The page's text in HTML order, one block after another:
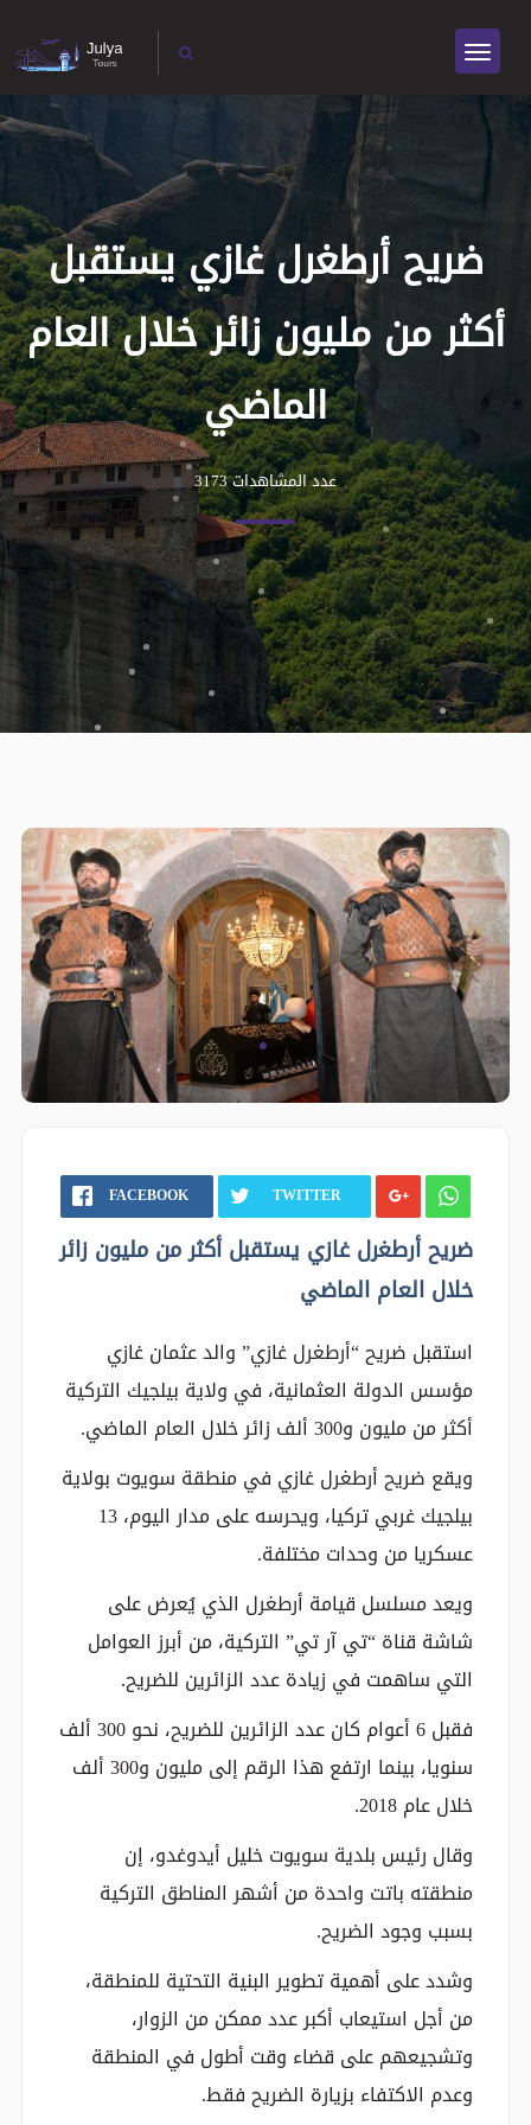
ضريح أرطغرل غازي يستقبل
أكثر من مليون زائر خلال العام
الماضي
عدد المشاهدات 3173
FACEBOOK TWITTER
ضريح أرطغرل غازي يستقبل أكثر من مليون زائر
خلال العام الماضي
استقبل ضريح “أرطغرل غازي” والد عثمان غازي
مؤسس الدولة العثمانية، في ولاية بيلجيك التركية
أكثر من مليون و300 ألف زائر خلال العام الماضي.
ويقع ضريح أرطغرل غازي في منطقة سويوت بولاية
بيلجيك غربي تركيا، ويحرسه على مدار اليوم، 13
عسكريا من وحدات مختلفة.
ويعد مسلسل قيامة أرطغرل الذي يُعرض على
شاشة قناة “تي آر تي” التركية، من أبرز العوامل
التي ساهمت في زيادة عدد الزائرين للضريح.
فقبل 6 أعوام كان عدد الزائرين للضريح، نحو 300 ألف
سنويا، بينما ارتفع هذا الرقم إلى مليون و300 ألف
خلال عام 2018.
وقال رئيس بلدية سويوت خليل أيدوغدو، إن
منطقته باتت واحدة من أشهر المناطق التركية
بسبب وجود الضريح.
وشدد على أهمية تطوير البنية التحتية للمنطقة،
من أجل استيعاب أكبر عدد ممكن من الزوار،
وتشجيعهم على قضاء وقت أطول في المنطقة
وعدم الاكتفاء بزيارة الضريح فقط.